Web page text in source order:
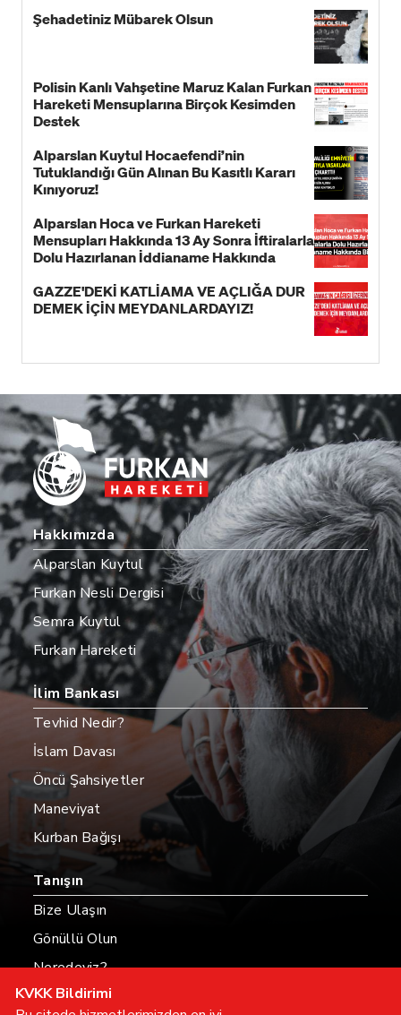
Şehadetiniz Mübarek Olsun
Polisin Kanlı Vahşetine Maruz Kalan Furkan
Hareketi Mensuplarına Birçok Kesimden
Destek
Alparslan Kuytul Hocaefendi’nin
Tutuklandığı Gün Alınan Bu Kasıtlı Kararı
Kınıyoruz!
Alparslan Hoca ve Furkan Hareketi
Mensupları Hakkında 13 Ay Sonra İftiralarla
Dolu Hazırlanan İddianame Hakkında
GAZZE'DEKİ KATLİAMA VE AÇLIĞA DUR
DEMEK İÇİN MEYDANLARDAYIZ!
Hakkımızda
Alparslan Kuytul
Furkan Nesli Dergisi
Semra Kuytul
Furkan Hareketi
İlim Bankası
Tevhid Nedir?
İslam Davası
Öncü Şahsiyetler
Maneviyat
Kurban Bağışı
Tanışın
Bize Ulaşın
Gönüllü Olun
Neredeyiz?
Hesaplarımız
KVKK Bildirimi